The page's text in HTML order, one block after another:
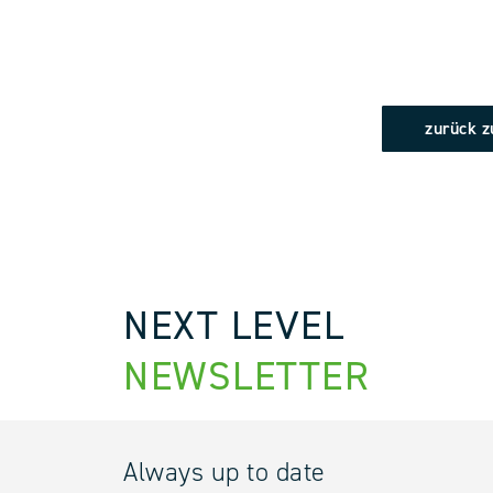
zurück
NEXT LEVEL
NEWSLETTER
Always up to date